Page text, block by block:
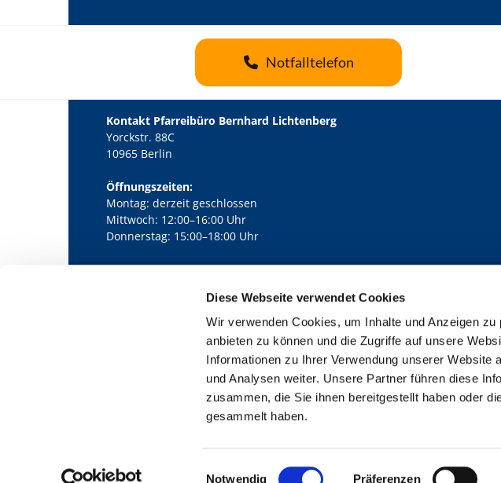
Diese Webseite verwendet Cookies
Wir verwenden Cookies, um Inhalte und Anzeigen
anbieten zu können und die Zugriffe auf unsere
Informationen zu Ihrer Verwendung unserer Website
und Analysen weiter. Unsere Partner führen diese
zusammen, die Sie ihnen bereitgestellt haben oder
gesammelt haben.
Notwendig Präferenzen
Notfalltelefon
Kontakt Pfarreibüro Bernhard Lichtenberg
Yorckstr. 88C
10965 Berlin
Öffnungszeiten:
Montag: derzeit geschlossen
Mittwoch: 12:00–16:00 Uhr
Donnerstag: 15:00–18:00 Uhr
Kath. Kirchengemeinde Pfarrei Bernhard Lichtenberg Berlin-Mitte ·